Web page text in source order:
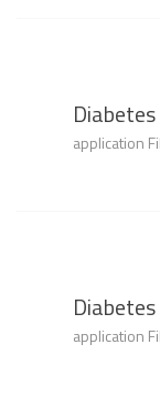
application
application